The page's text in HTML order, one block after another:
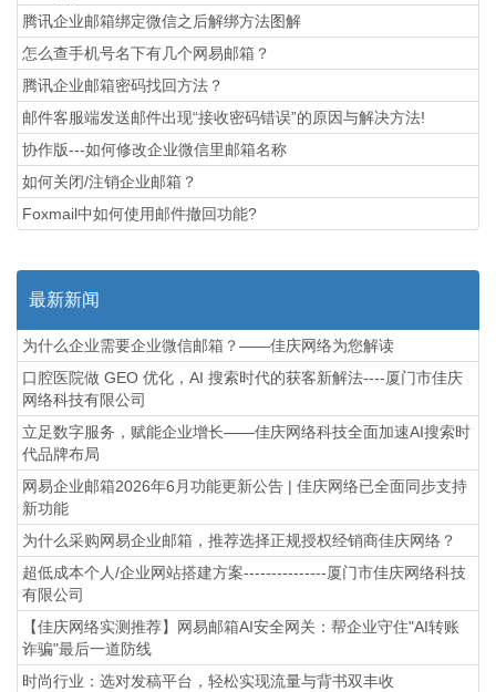
腾讯企业邮箱绑定微信之后解绑方法图解
怎么查手机号名下有几个网易邮箱？
腾讯企业邮箱密码找回方法？
邮件客服端发送邮件出现“接收密码错误”的原因与解决方法!
协作版---如何修改企业微信里邮箱名称
如何关闭/注销企业邮箱？
Foxmail中如何使用邮件撤回功能?
最新新闻
为什么企业需要企业微信邮箱？——佳庆网络为您解读
口腔医院做 GEO 优化，AI 搜索时代的获客新解法----厦门市佳庆
网络科技有限公司
立足数字服务，赋能企业增长——佳庆网络科技全面加速AI搜索时
代品牌布局
网易企业邮箱2026年6月功能更新公告 | 佳庆网络已全面同步支持
新功能
为什么采购网易企业邮箱，推荐选择正规授权经销商佳庆网络？
超低成本个人/企业网站搭建方案---------------厦门市佳庆网络科技
有限公司
【佳庆网络实测推荐】网易邮箱AI安全网关：帮企业守住"AI转账
诈骗"最后一道防线
时尚行业：选对发稿平台，轻松实现流量与背书双丰收